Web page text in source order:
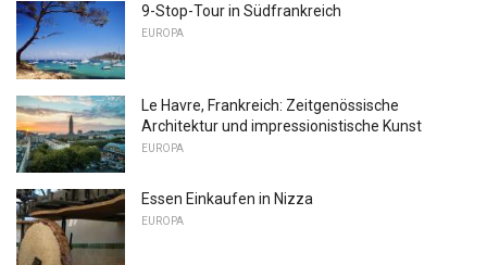
9-Stop-Tour in Südfrankreich
EUROPA
Le Havre, Frankreich: Zeitgenössische
Architektur und impressionistische Kunst
EUROPA
Essen Einkaufen in Nizza
EUROPA